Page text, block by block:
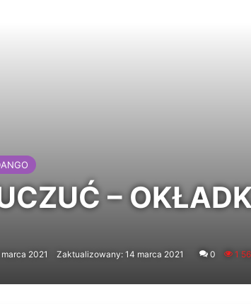
–
2021 Zaktualizowany: 14 marca 2021 0 1